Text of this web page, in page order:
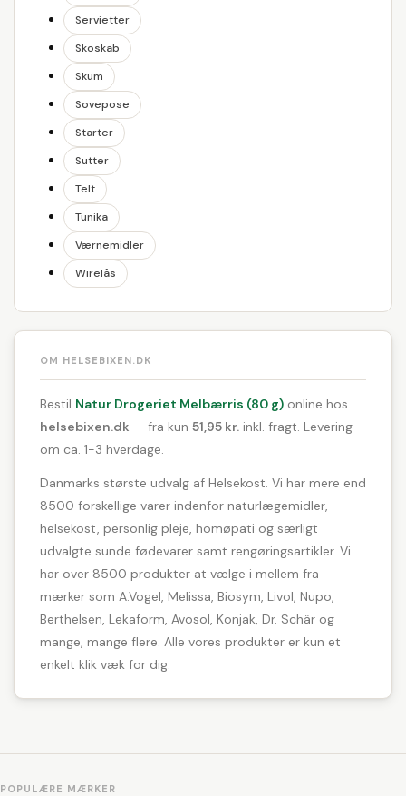
Servietter
Skoskab
Skum
Sovepose
Starter
Sutter
Telt
Tunika
Værnemidler
Wirelås
OM HELSEBIXEN.DK
Bestil Natur Drogeriet Melbærris (80 g) online hos
helsebixen.dk — fra kun 51,95 kr. inkl. fragt. Levering
om ca. 1-3 hverdage.
Danmarks største udvalg af Helsekost. Vi har mere end
8500 forskellige varer indenfor naturlægemidler,
helsekost, personlig pleje, homøpati og særligt
udvalgte sunde fødevarer samt rengøringsartikler. Vi
har over 8500 produkter at vælge i mellem fra
mærker som A.Vogel, Melissa, Biosym, Livol, Nupo,
Berthelsen, Lekaform, Avosol, Konjak, Dr. Schär og
mange, mange flere. Alle vores produkter er kun et
enkelt klik væk for dig.
POPULÆRE MÆRKER